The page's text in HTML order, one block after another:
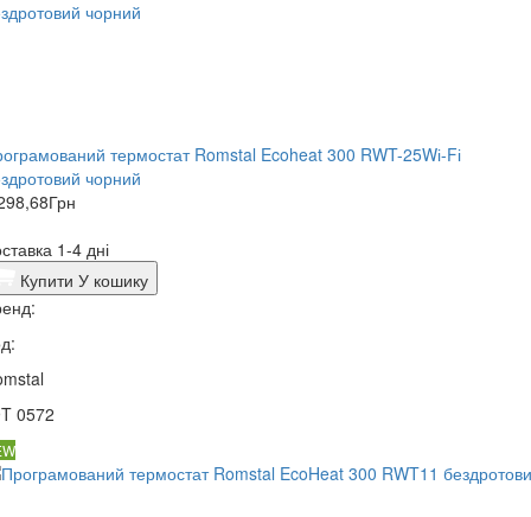
термостат Romstal Ecoheat 300 RWT-25Wі-Fі
чорний
Грн
1-4 дні
Купити У кошику
0572